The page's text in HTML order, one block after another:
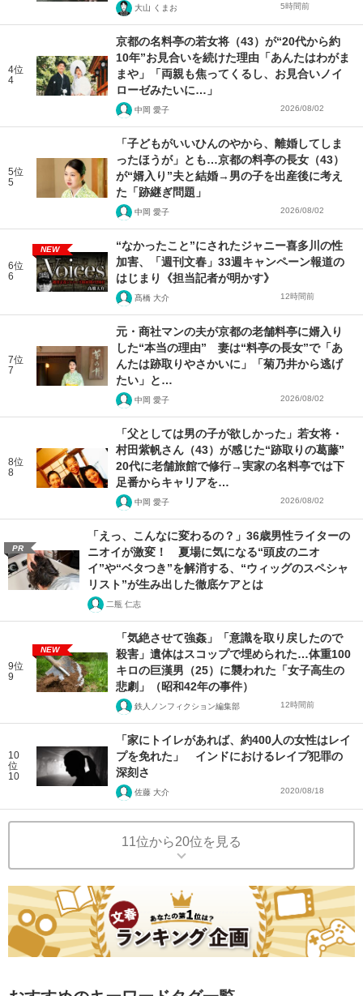
大山 くまお 5時間前
4位
4
京都の名料亭の若女将（43）が“20代から約
10年”お見合いを続けた理由「あんたはわがま
まや」「両親も焦ってくるし、お見合いノイ
ローゼみたいに…」
中岡 愛子 2026/08/02
5位
5
「子どもがいいひんのやから、離婚してしま
ったほうが」とも…京都の料亭の長女（43）
が“婿入り”夫と結婚→男の子を出産後に考え
た「跡継ぎ問題」
中岡 愛子 2026/08/02
6位
6
NEW
“なかったこと”にされたジャニー喜多川の性
加害、「週刊文春」33週キャンペーン報道の
はじまり《担当記者が明かす》
髙橋 大介 12時間前
7位
7
元・商社マンの夫が京都の老舗料亭に婿入り
した“本当の理由” 妻は“料亭の長女”で「あ
んたは跡取りやさかいに」「菊乃井から逃げ
たい」と…
中岡 愛子 2026/08/02
8位
8
「父としては男の子が欲しかった」若女将・
村田紫帆さん（43）が感じた“跡取りの葛藤”
20代に老舗旅館で修行→実家の名料亭では下
足番からキャリアを…
中岡 愛子 2026/08/02
PR
「えっ、こんなに変わるの？」36歳男性ライターの
ニオイが激変！ 夏場に気になる“頭皮のニオ
イ”や“ベタつき”を解消する、“ウィッグのスペシャ
リスト”が生み出した徹底ケアとは
二瓶 仁志
9位
9
NEW
「気絶させて強姦」「意識を取り戻したので
殺害」遺体はスコップで埋められた…体重100
キロの巨漢男（25）に襲われた「女子高生の
悲劇」（昭和42年の事件）
鉄人ノンフィクション編集部 12時間前
10
位
10
「家にトイレがあれば、約400人の女性はレイ
プを免れた」 インドにおけるレイプ犯罪の
深刻さ
佐藤 大介 2020/08/18
11位から20位を見る